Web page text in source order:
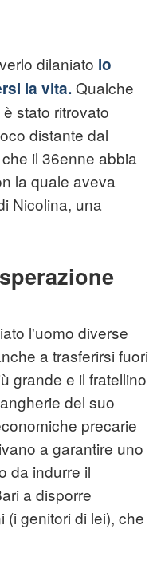
dilaniato lo
la vita. Qualche
stato ritrovato
distante dal
il 36enne abbia
la quale aveva
Nicolina, una
l'uomo diverse
a trasferirsi fuori
grande e il fratellino
del suo
precarie
a garantire uno
da indurre il
a disporre
(i genitori di lei), che